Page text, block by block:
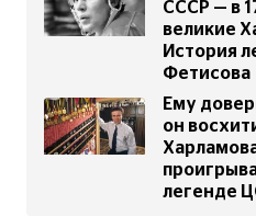
СССР — в
великие
История
Фетисова
Ему
он
легенде